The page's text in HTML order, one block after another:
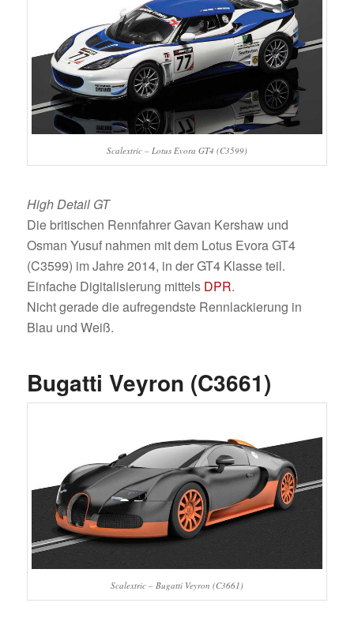
Scalextric – Lotus Evora GT4 (C3599)
High Detail GT
Die britischen Rennfahrer Gavan Kershaw und
Osman Yusuf nahmen mit dem Lotus Evora GT4
(C3599) im Jahre 2014, in der GT4 Klasse teil.
Einfache Digitalisierung mittels DPR.
Nicht gerade die aufregendste Rennlackierung in
Blau und Weiß.
Bugatti Veyron (C3661)
Scalextric – Bugatti Veyron (C3661)